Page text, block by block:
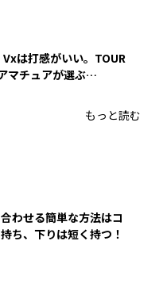
Vxは打感がいい。TOUR
マチュアが選ぶ
もっと読む
わせる簡単な方法はコ
ち、下りは短く持つ！